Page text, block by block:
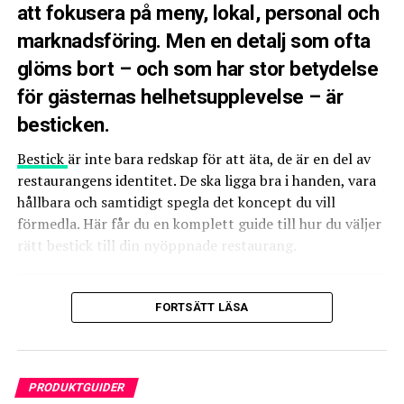
Harlång livslängdoch enkel service.
Vad du ska tänka på när du
köper restaurangspis
Effekt och prestanda
En restaurangspis måste kunna levererahög värme
snabbt. Om effekten är för låg tar maten längre tid att
tillaga, vilket sänker tempot i köket och försämrar
kundupplevelsen. En professionell spis har starka
värmeelement och håller en stabil temperatur även vid
Storlek och kapacitet
Rätt storlek beror på hur många rätter du tillagar per
dag och hur många plattor du behöver använda
samtidigt. Det är bättre att ha lite för mycket kapacitet
att fokusera på meny, lokal, personal och
marknadsföring. Men en detalj som ofta
glöms bort – och som har stor betydelse
för gästernas helhetsupplevelse – är
besticken.
Bestick är inte bara redskap för att äta, de är en del av
restaurangens identitet. De ska ligga bra i handen, vara
hållbara och samtidigt spegla det koncept du vill
förmedla. Här får du en komplett guide till hur du väljer
rätt bestick till din nyöppnade restaurang.
Varför är bestick så viktiga i en
Forskning inom restaurangupplevelse visar att gäster
bedömer kvaliteten på maten även utifrån bestickens
FORTSÄTT LÄSA
PRODUKTGUIDER